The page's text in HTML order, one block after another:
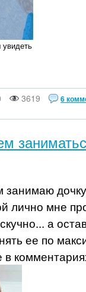
3619 6
занимаю
лично мне
а
ее по